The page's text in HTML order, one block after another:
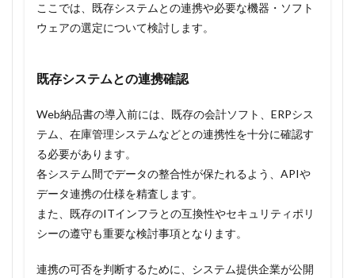
ここでは、既存システムとの連携や必要な機器・ソフト
ウェアの選定について検討します。
既存システムとの連携確認
Web納品書の導入前には、既存の会計ソフト、ERPシス
テム、在庫管理システムなどとの連携性を十分に確認す
る必要があります。
各システム間でデータの整合性が保たれるよう、APIや
データ連携の仕様を精査します。
また、既存のITインフラとの互換性やセキュリティポリ
シーの遵守も重要な検討事項となります。
連携の可否を判断するために、システム提供企業が公開